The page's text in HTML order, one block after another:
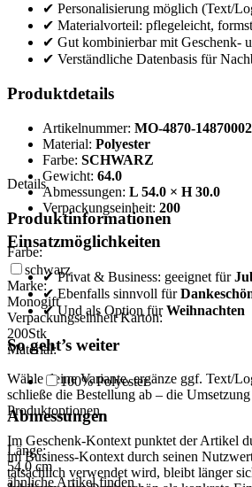
✔ Personalisierung möglich (Text/
✔ Materialvorteil: pflegeleicht,
✔ Gut kombinierbar mit Geschenk-
✔ Verständliche Datenbasis für
Produktdetails
Artikelnummer: MO-4870-
Material: Polyester
Farbe: SCHWARZ
Gewicht: 64.0
Abmessungen: L 54.0 × H 30.0
Verpackungseinheit: 200
Einsatzmöglichkeiten
✔ Privat & Business: geeignet für
✔ Ebenfalls sinnvoll für
✔ Und als Option fürWeihnachten
So geht’s weiter
Wähle deine Variante, ergänze ggf. Text/
schließe die Bestellung ab – die
Produktoptionen.
Im Geschenk-Kontext punktet der Artikel
im Business-Kontext durch seinen
tatsächlich verwendet wird, bleibt länger
Details
Produktinformationen
Farbe:
schwarz
Marke:
Monogift
Verpackungseinheit Karton:
200Stk
Material:
100% Polyester
Abmessungen
Länge:
54,0cm
ähnliche Artikel finden